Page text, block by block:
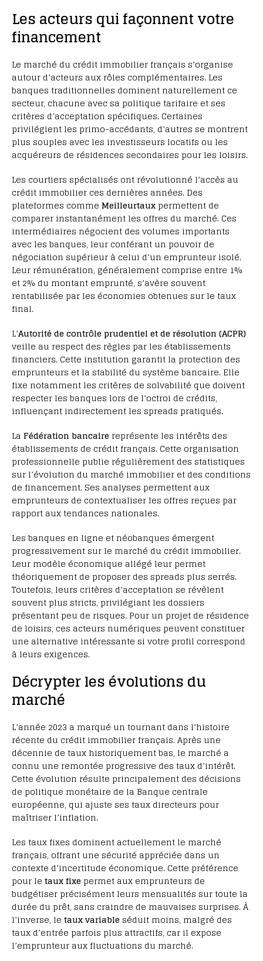
Les acteurs qui façonnent votre
financement
Le marché du crédit immobilier français s’organise
autour d’acteurs aux rôles complémentaires. Les
banques traditionnelles dominent naturellement ce
secteur, chacune avec sa politique tarifaire et ses
critères d’acceptation spécifiques. Certaines
privilégient les primo-accédants, d’autres se montrent
plus souples avec les investisseurs locatifs ou les
acquéreurs de résidences secondaires pour les loisirs.
Les courtiers spécialisés ont révolutionné l’accès au
crédit immobilier ces dernières années. Des
plateformes comme Meilleurtaux permettent de
comparer instantanément les offres du marché. Ces
intermédiaires négocient des volumes importants
avec les banques, leur conférant un pouvoir de
négociation supérieur à celui d’un emprunteur isolé.
Leur rémunération, généralement comprise entre 1%
et 2% du montant emprunté, s’avère souvent
rentabilisée par les économies obtenues sur le taux
final.
L’Autorité de contrôle prudentiel et de résolution (ACPR)
veille au respect des règles par les établissements
financiers. Cette institution garantit la protection des
emprunteurs et la stabilité du système bancaire. Elle
fixe notamment les critères de solvabilité que doivent
respecter les banques lors de l’octroi de crédits,
influençant indirectement les spreads pratiqués.
La Fédération bancaire représente les intérêts des
établissements de crédit français. Cette organisation
professionnelle publie régulièrement des statistiques
sur l’évolution du marché immobilier et des conditions
de financement. Ses analyses permettent aux
emprunteurs de contextualiser les offres reçues par
rapport aux tendances nationales.
Les banques en ligne et néobanques émergent
progressivement sur le marché du crédit immobilier.
Leur modèle économique allégé leur permet
théoriquement de proposer des spreads plus serrés.
Toutefois, leurs critères d’acceptation se révèlent
souvent plus stricts, privilégiant les dossiers
présentant peu de risques. Pour un projet de résidence
de loisirs, ces acteurs numériques peuvent constituer
une alternative intéressante si votre profil correspond
à leurs exigences.
Décrypter les évolutions du
marché
L’année 2023 a marqué un tournant dans l’histoire
récente du crédit immobilier français. Après une
décennie de taux historiquement bas, le marché a
connu une remontée progressive des taux d’intérêt.
Cette évolution résulte principalement des décisions
de politique monétaire de la Banque centrale
européenne, qui ajuste ses taux directeurs pour
maîtriser l’inflation.
Les taux fixes dominent actuellement le marché
français, offrant une sécurité appréciée dans un
contexte d’incertitude économique. Cette préférence
pour le taux fixe permet aux emprunteurs de
budgétiser précisément leurs mensualités sur toute la
durée du prêt, sans craindre de mauvaises surprises. À
l’inverse, le taux variable séduit moins, malgré des
taux d’entrée parfois plus attractifs, car il expose
l’emprunteur aux fluctuations du marché.